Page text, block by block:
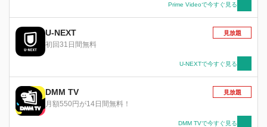
Prime Videoで今すぐ見る
U-NEXT
初回31日間無料
見放題
U-NEXTで今すぐ見る
DMM TV
月額550円が14日間無料！
見放題
DMM TVで今すぐ見る